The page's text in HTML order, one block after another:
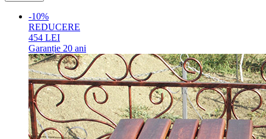
-10%
REDUCERE
454 LEI
Garanție 20 ani